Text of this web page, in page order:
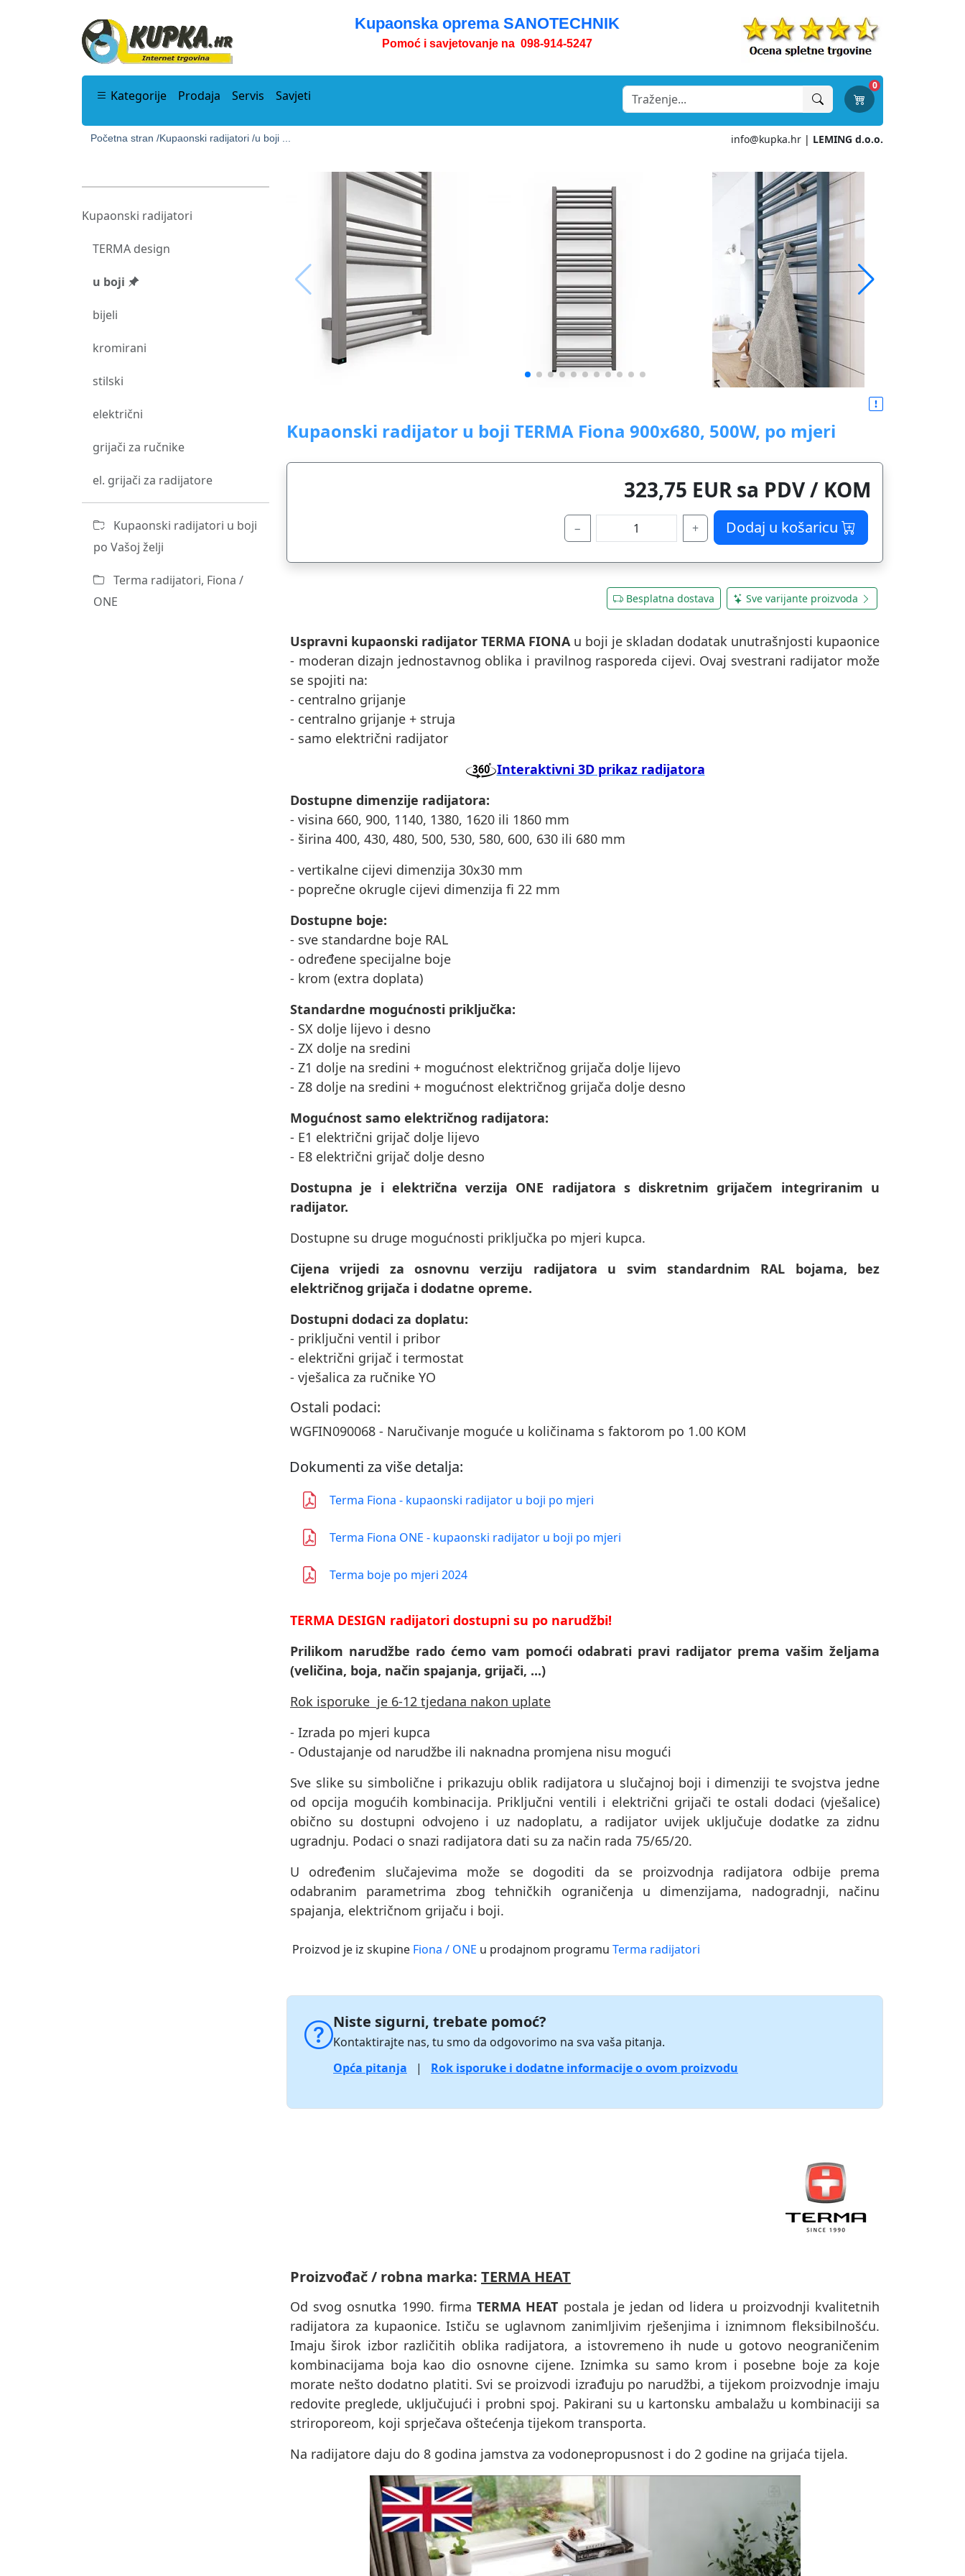
Kupaonska oprema SANOTECHNIK
Pomoć i savjetovanje na 098-914-5247
Kategorije Prodaja Servis Savjeti
0
Početna stran /Kupaonski radijatori /u boji ... info@kupka.hr | LEMING d.o.o.
Kupaonski radijatori
TERMA design
u boji
bijeli
kromirani
stilski
električni
grijači za ručnike
el. grijači za radijatore
Kupaonski radijatori u boji
po Vašoj želji
Terma radijatori, Fiona /
ONE
Kupaonski radijator u boji TERMA Fiona 900x680, 500W, po mjeri
323,75 EUR sa PDV / KOM
− + Dodaj u košaricu
Besplatna dostava Sve varijante proizvoda
Uspravni kupaonski radijator TERMA FIONAu boji je skladan dodatak unutrašnjosti kupaonice
- moderan dizajn jednostavnog oblika i pravilnog rasporeda cijevi. Ovaj svestrani radijator može
se spojiti na:
- centralno grijanje
- centralno grijanje + struja
- samo električni radijator
Interaktivni 3D prikaz radijatora
Dostupne dimenzije radijatora:
- visina 660, 900, 1140, 1380, 1620 ili 1860 mm
- širina 400, 430, 480, 500, 530, 580, 600, 630 ili 680 mm
- vertikalne cijevi dimenzija 30x30 mm
- poprečne okrugle cijevi dimenzija fi 22 mm
Dostupne boje:
- sve standardne boje RAL
- određene specijalne boje
- krom (extra doplata)
Standardne mogućnosti priključka:
- SX dolje lijevo i desno
- ZX dolje na sredini
- Z1 dolje na sredini + mogućnost električnog grijača dolje lijevo
- Z8 dolje na sredini + mogućnost električnog grijača dolje desno
Mogućnost samo električnog radijatora:
- E1 električni grijač dolje lijevo
- E8 električni grijač dolje desno
Dostupna je i električna verzija ONE radijatora s diskretnim grijačem integriranim u
radijator.
Dostupne su druge mogućnosti priključka po mjeri kupca.
Cijena vrijedi za osnovnu verziju radijatora u svim standardnim RAL bojama, bez
električnog grijača i dodatne opreme.
Dostupni dodaci za doplatu:
- priključni ventil i pribor
- električni grijač i termostat
- vješalica za ručnike YO
Ostali podaci:
WGFIN090068 - Naručivanje moguće u količinama s faktorom po 1.00 KOM
Dokumenti za više detalja:
Terma Fiona - kupaonski radijator u boji po mjeri
Terma Fiona ONE - kupaonski radijator u boji po mjeri
Terma boje po mjeri 2024
TERMA DESIGN radijatori dostupni su po narudžbi!
Prilikom narudžbe rado ćemo vam pomoći odabrati pravi radijator prema vašim željama
(veličina, boja, način spajanja, grijači, ...)
Rok isporuke je 6-12 tjedana nakon uplate
- Izrada po mjeri kupca
- Odustajanje od narudžbe ili naknadna promjena nisu mogući
Sve slike su simbolične i prikazuju oblik radijatora u slučajnoj boji i dimenziji te svojstva jedne
od opcija mogućih kombinacija. Priključni ventili i električni grijači te ostali dodaci (vješalice)
obično su dostupni odvojeno i uz nadoplatu, a radijator uvijek uključuje dodatke za zidnu
ugradnju. Podaci o snazi ​​radijatora dati su za način rada 75/65/20.
U određenim slučajevima može se dogoditi da se proizvodnja radijatora odbije prema
odabranim parametrima zbog tehničkih ograničenja u dimenzijama, nadogradnji, načinu
spajanja, električnom grijaču i boji.
Proizvod je iz skupine Fiona / ONE u prodajnom programu Terma radijatori
Niste sigurni, trebate pomoć?
Kontaktirajte nas, tu smo da odgovorimo na sva vaša pitanja.
Opća pitanja
| Rok isporuke i dodatne informacije o ovom proizvodu
Proizvođač / robna marka: TERMA HEAT
Od svog osnutka 1990. firmaTERMA HEAT postala je jedan od lidera u proizvodnji kvalitetnih
radijatora za kupaonice. Ističu se uglavnom zanimljivim rješenjima i iznimnom fleksibilnošću.
Imaju širok izbor različitih oblika radijatora, a istovremeno ih nude u gotovo neograničenim
kombinacijama boja kao dio osnovne cijene. Iznimka su samo krom i posebne boje za koje
morate nešto dodatno platiti. Svi se proizvodi izrađuju po narudžbi, a tijekom proizvodnje imaju
redovite preglede, uključujući i probni spoj. Pakirani su u kartonsku ambalažu u kombinaciji sa
striroporeom, koji sprječava oštećenja tijekom transporta.
Na radijatore daju do 8 godina jamstva za vodonepropusnost i do 2 godine na grijaća tijela.